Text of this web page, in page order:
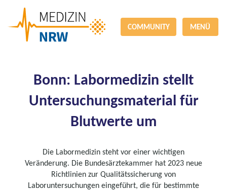
COMMUNITY MENÜ
Bonn: Labormedizin stellt
Untersuchungsmaterial für
Blutwerte um
Die Labormedizin steht vor einer wichtigen
Veränderung. Die Bundesärztekammer hat 2023 neue
Richtlinien zur Qualitätssicherung von
Laboruntersuchungen eingeführt, die für bestimmte